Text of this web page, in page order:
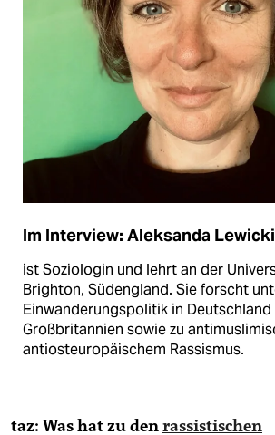
Im Interview: Aleksanda Lewicki
ist Soziologin und lehrt an der
Brighton, Südengland. Sie forscht
Einwanderungspolitik in Deutschland
Großbritannien sowie zu
antiosteuropäischem Rassismus.
taz: Was hat zu denrassistischen